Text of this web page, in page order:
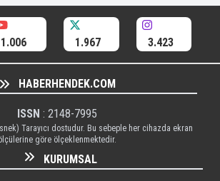
1.006 1.967 3.423
HABERHENDEK.COM
ISSN : 2148-7995
Tarayıcı dostudur. Bu sebeple her cihazda ekran
göre ölçeklenmektedir.
KURUMSAL